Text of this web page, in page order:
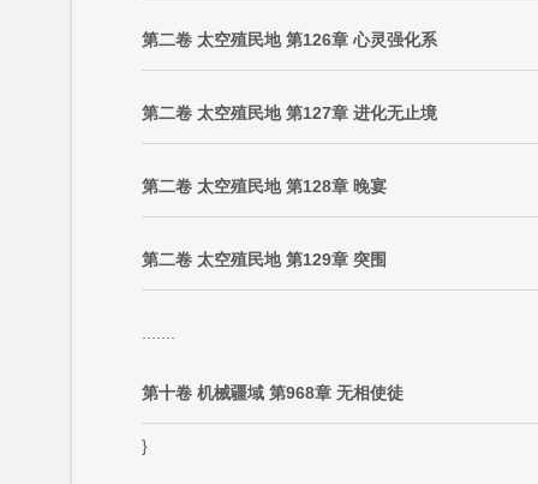
第二卷 太空殖民地 第126章 心灵强化系
第二卷 太空殖民地 第127章 进化无止境
第二卷 太空殖民地 第128章 晚宴
第二卷 太空殖民地 第129章 突围
第十卷 机械疆域 第968章 无相使徒
}